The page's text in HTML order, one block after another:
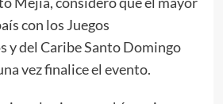
con los Juegos
y del Caribe Santo Domingo
vez finalice el evento.